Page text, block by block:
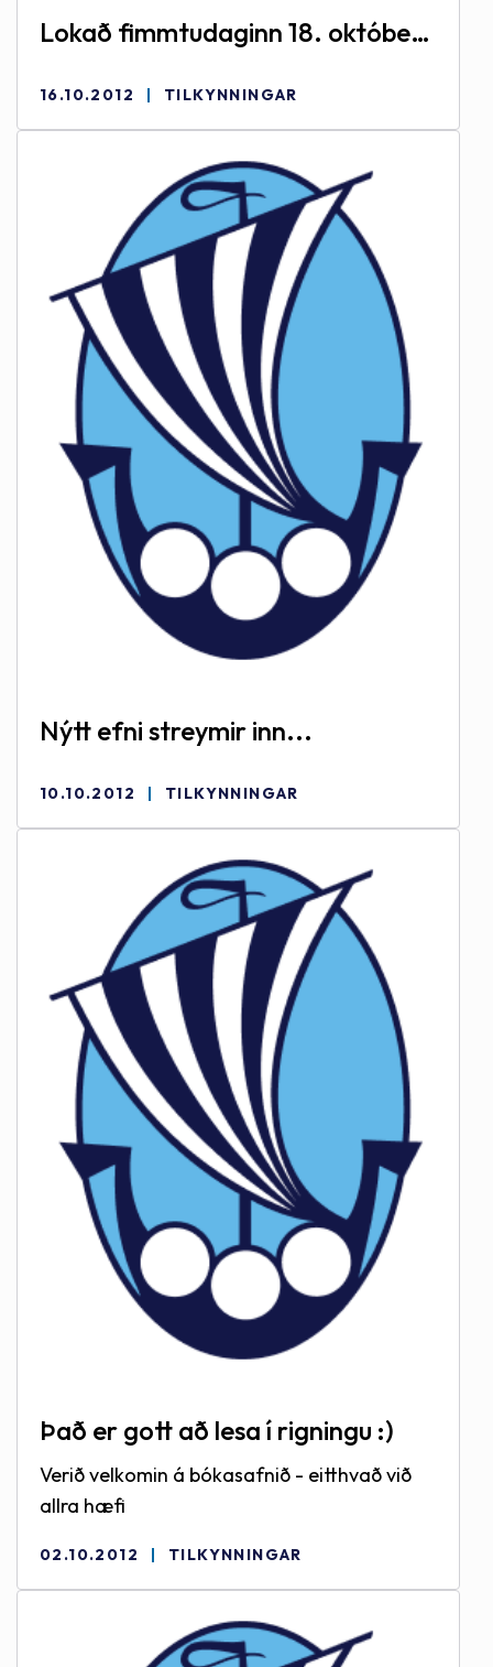
Lokað fimmtudaginn 18. október
16.10.2012 TILKYNNINGAR
Nýtt efni streymir inn...
10.10.2012 TILKYNNINGAR
Það er gott að lesa í rigningu :)
Verið velkomin á bókasafnið - eitthvað við
allra hæfi
02.10.2012 TILKYNNINGAR